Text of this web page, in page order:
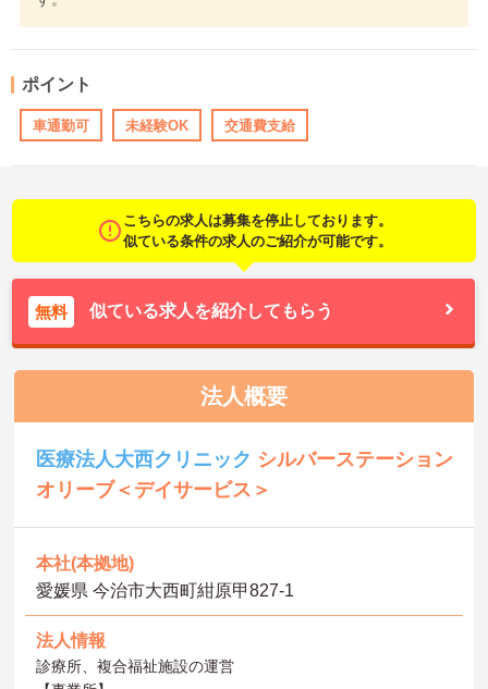
ポイント
車通勤可 未経験OK 交通費支給
こちらの求人は募集を停止しております。
似ている条件の求人のご紹介が可能です。
無料 似ている求人を紹介してもらう
法人概要
医療法人大西クリニック シルバーステーション
オリーブ＜デイサービス＞
本社(本拠地)
愛媛県 今治市大西町紺原甲827‐1
法人情報
診療所、複合福祉施設の運営